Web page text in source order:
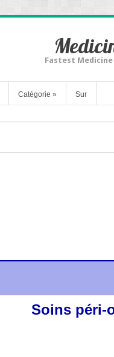
Fastest
Catégorie » Sur
Soins péri-